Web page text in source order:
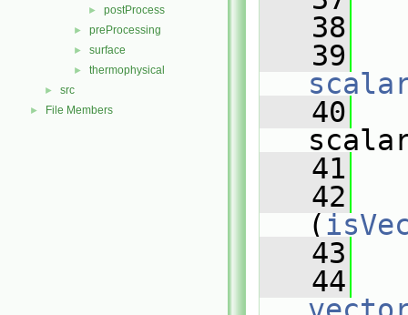
► postProcess
► preProcessing
► surface
► thermophysical
► src
► File Members
   38
   39
   40
   41
   42
(
   43
   44